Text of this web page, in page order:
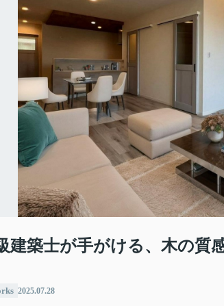
建築士が手がける、木の質
2025.07.28